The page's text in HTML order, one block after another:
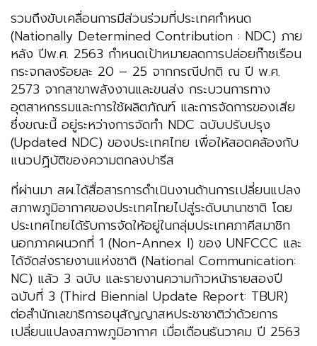
รวมถึงขับเคลื่อนการมีส่วนร่วมที่ประเทศกำหนด
(Nationally Determined Contribution : NDC) ภาย
หลัง ปีพ.ศ. 2563 กำหนดเป้าหมายลดการปล่อยก๊าซเรือน
กระจกลงร้อยละ 20 – 25 จากกรณีปกติ ณ ปี พ.ศ.
2573 จากสาขาพลังงานและขนส่ง กระบวนการทาง
อุตสาหกรรมและการใช้ผลิตภัณฑ์ และการจัดการของเสีย
ซึ่งขณะนี้ อยู่ระหว่างการจัดทำ NDC ฉบับปรับปรุง
(Updated NDC) ของประเทศไทย เพื่อให้สอดคล้องกับ
แนวปฏิบัติของความตกลงปารีส
ที่ผ่านมา สผ.ได้สื่อสารการดำเนินงานด้านการเปลี่ยนแปลง
สภาพภูมิอากาศของประเทศไทยไปสู่ระดับนานาชาติ โดย
ประเทศไทยได้รับการจัดให้อยู่ในกลุ่มประเทศภาคีสมาชิก
นอกภาคผนวกที่ 1 (Non-Annex I) ของ UNFCCC และ
ได้จัดส่งรายงานแห่งชาติ (National Communication:
NC) แล้ว 3 ฉบับ และรายงานความก้าวหน้ารายสองปี
ฉบับที่ 3 (Third Biennial Update Report: TBUR)
ต่อสำนักเลขาธิการอนุสัญญาสหประชาชาติว่าด้วยการ
เปลี่ยนแปลงสภาพภูมิอากาศ เมื่อเดือนธันวาคม ปี 2563